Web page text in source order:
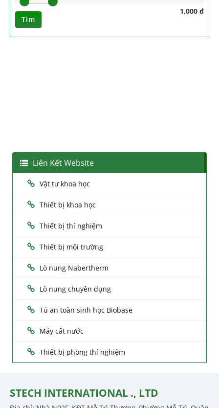
1,000 đ
Tìm
Liên Kết Website
Vật tư khoa học
Thiết bị khoa học
Thiết bị thí nghiệm
Thiết bị môi trường
Lò nung Nabertherm
Lò nung chuyên dụng
Tủ an toàn sinh học Biobase
Máy cất nước
Thiết bị phòng thí nghiệm
STECH INTERNATIONAL ., LTD